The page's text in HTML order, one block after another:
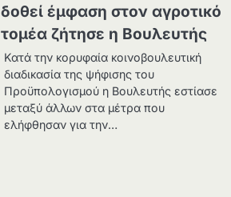
δοθεί έμφαση στον αγροτικό
τομέα ζήτησε η Βουλευτής
Κατά την κορυφαία κοινοβουλευτική
διαδικασία της ψήφισης του
Προϋπολογισμού η Βουλευτής εστίασε
μεταξύ άλλων στα μέτρα που
ελήφθησαν για την…